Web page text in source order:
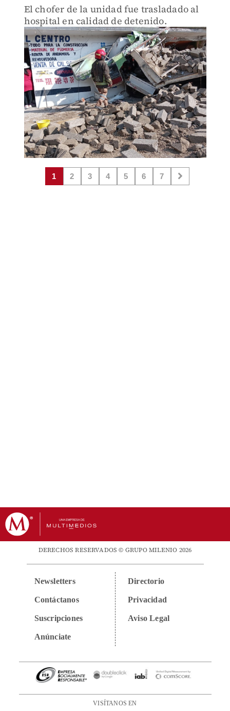
El chofer de la unidad fue trasladado al
hospital en calidad de detenido.
1 2 3 4 5 6 7
DERECHOS RESERVADOS © GRUPO MILENIO 2026
Newsletters
Contáctanos
Suscripciones
Anúnciate
Directorio
Privacidad
Aviso Legal
VISÍTANOS EN